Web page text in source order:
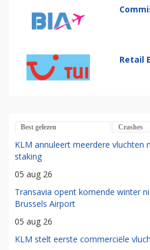
Retail
Best gelezen Crashes
KLM annuleert meerdere vluchten
staking
05 aug 26
Transavia opent komende winter
Brussels Airport
05 aug 26
KLM stelt eerste commerciële